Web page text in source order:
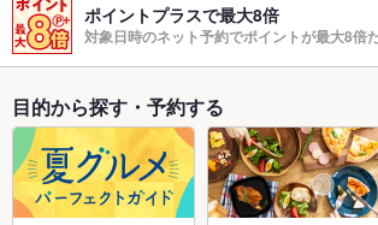
ポイントプラスで最大8倍
対象日時のネット予約でポイントが最大8倍
目的から探す・予約する